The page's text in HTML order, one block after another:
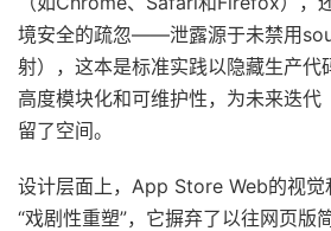
境安全的疏忽——泄露源于未禁用
射），这本是标准实践以隐藏生产代
高度模块化和可维护性，为未来迭代
留了空间。
设计层面上，App Store Web的视觉
“戏剧性重塑”，它摒弃了以往网页版